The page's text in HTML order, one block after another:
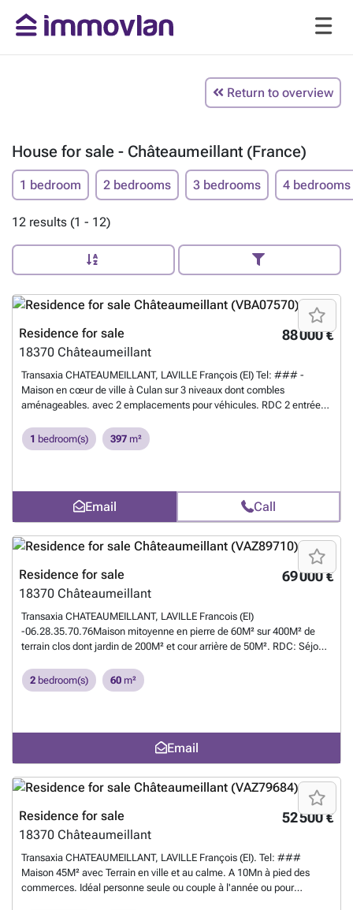
Return to overview
House for sale - Châteaumeillant (France)
1 bedroom 2 bedrooms 3 bedrooms 4 bedrooms
12 results (1 - 12)
88 000 €
Residence for sale
18370 Châteaumeillant
Transaxia CHATEAUMEILLANT, LAVILLE François (EI) Tel: ### -
Maison en cœur de ville à Culan sur 3 niveaux dont combles
aménageables. avec 2 emplacements pour véhicules. RDC 2 entrées,
la façade ont été refaite à neuf et de très bonne qualité. L'intérieur
reste à créer à votre convenance. Conviendrait pour investisseur.
1 bedroom(s) 397 m²
Email Call
69 000 €
Residence for sale
18370 Châteaumeillant
Transaxia CHATEAUMEILLANT, LAVILLE Francois (EI)
-06.28.35.70.76Maison mitoyenne en pierre de 60M² sur 400M² de
terrain clos dont jardin de 200M² et cour arrière de 50M². RDC: Séjour
14M², chambre 9M², petit bureau. Salle de bain, WC. Grand garage,
dépendances. Grenier aménageable avec chambre de 11M².
Charpente chêne bonne état ainsi que toiture, plancher grenier chêne.
A 3h30 de Paris en voiture. Idéal pour résidence secondaire ou
retraité. François LAVILLE agent commercial - 922017207 - RSAC
Bourges.Want to know more?
2 bedroom(s) 60 m²
Email
52 500 €
Residence for sale
18370 Châteaumeillant
Transaxia CHATEAUMEILLANT, LAVILLE François (EI). Tel: ###
Maison 45M² avec Terrain en ville et au calme. A 10Mn à pied des
commerces. Idéal personne seule ou couple à l'année ou pour